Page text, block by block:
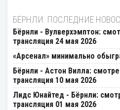
БЁРНЛИ: ПОСЛЕДНИЕ
Бёрнли - Вулверхэмптон:
трансляция 24 мая 2026
«Арсенал» минимально
Бёрнли - Астон Вилла:
трансляция 10 мая 2026
Лидс Юнайтед - Бёрнли:
трансляция 01 мая 2026